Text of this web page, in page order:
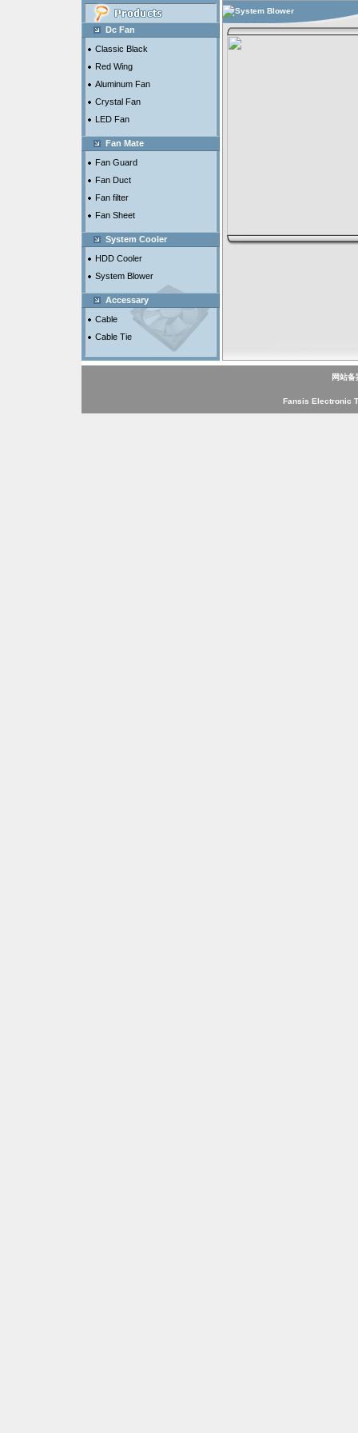
Dc Fan
Classic Black
Red Wing
Aluminum Fan
Crystal Fan
LED Fan
Fan Mate
Fan Guard
Fan Duct
Fan filter
Fan Sheet
System Cooler
HDD Cooler
System Blower
Accessary
Cable
Cable Tie
System Blower
网站
Fansis Electronic